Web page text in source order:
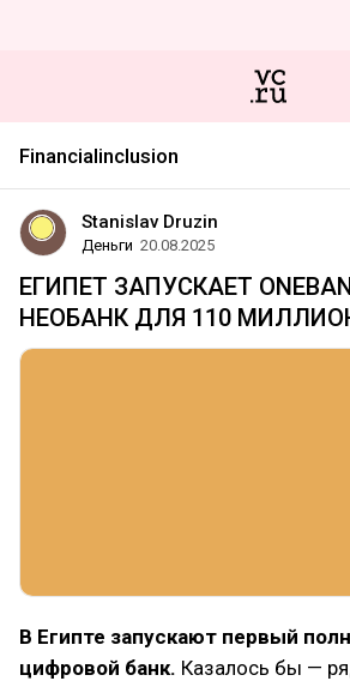
Financialinclusion
Stanislav Druzin
Деньги 20.08.2025
ЕГИПЕТ ЗАПУСКАЕТ
НЕОБАНК ДЛЯ 110
В Египте запускают первый
цифровой банк. Казалось бы —